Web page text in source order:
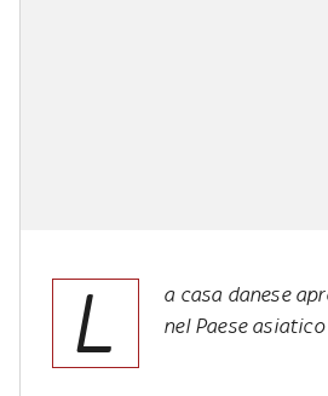
L
a casa danese
nel Paese